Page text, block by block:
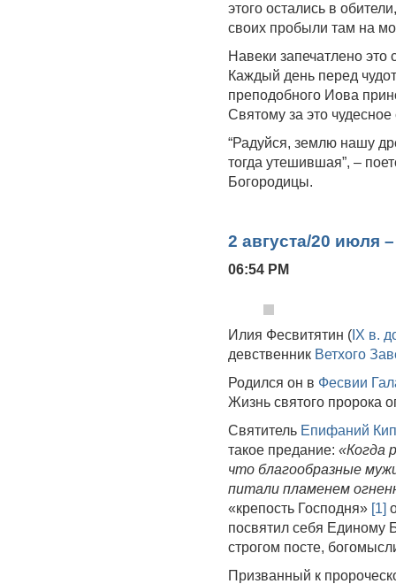
этого остались в
своих пробыли там на
Навеки запечатлено
Каждый день перед
преподобного Иова
Святому за это
“Радуйся, землю нашу
тогда утешившая”, –
Богородицы.
2 августа/20 июля
06:54 PM
Илия Фесвитятин ( IX в.
девственник Ветхого
Родился он в Фесвии
Жизнь святого пророка
Святитель Епифаний
такое предание: «Когда
что благообразные
питали пламенем
«крепость Господня» [1]
посвятил себя Единому
строгом посте,
Призванный к